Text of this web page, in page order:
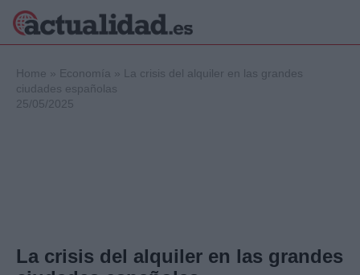
Internacional
Home » Economía »
La crisis del alquiler en las grandes
ciudades españolas
25/05/2025
La crisis del alquiler en las grandes